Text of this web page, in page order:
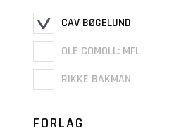
CAV BØGELUND
OLE COMOLL: MFL
RIKKE BAKMAN
FORLAG